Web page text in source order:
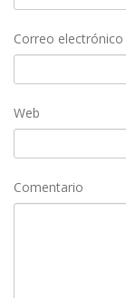
Correo electrónico
Web
Comentario